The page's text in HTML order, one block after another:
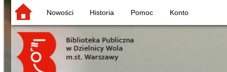
Nowości Historia Pomoc Konto